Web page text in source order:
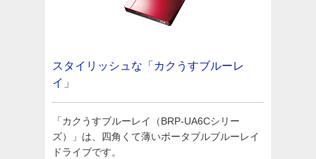
スタイリッシュな「カクうすブルーレ
イ」
「カクうすブルーレイ（BRP-UA6Cシリー
ズ）」は、四角くて薄いポータブルブルーレイ
ドライブです。